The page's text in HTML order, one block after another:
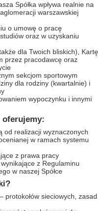
Spółka wpływa realnie na
warszawskiej
o umowę o pracę
oraz w uzyskaniu
dla Twoich bliskich), Kartę
przez pracodawcę oraz
sekcjom sportowym
dla rodziny (kwartalnie) i
wypoczynku i innymi
oferujemy:
od realizacji wyznaczonych
w ramach systemu
z prawa pracy
z Regulaminu
w naszej Spółce
protokołów sieciowych, zasad